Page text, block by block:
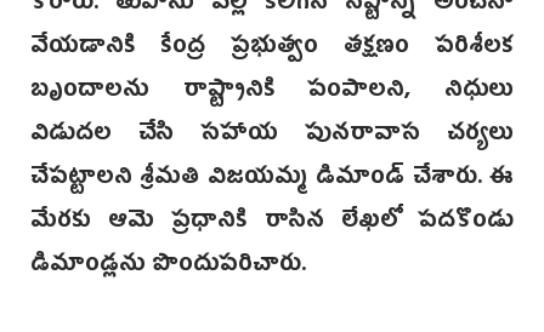
వేయడానికి కేంద్ర ప్రభుత్వం తక్షణం పరిశీలక
బృందాలను రాష్ట్రానికి పంపాలని, నిధులు
విడుదల చేసి సహాయ పునరావాస చర్యలు
చేపట్టాలని శ్రీమతి విజయమ్మ డిమాండ్ చేశారు. ఈ
మేరకు ఆమె ప్రధానికి రాసిన లేఖలో పదకొండు
డిమాండ్లను‌ పొందుపరిచారు.